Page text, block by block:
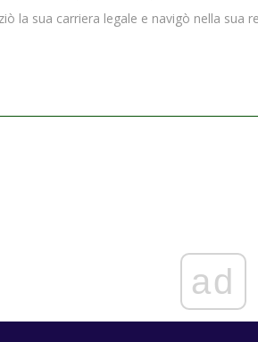
la sua carriera legale e navigò nella sua
ad